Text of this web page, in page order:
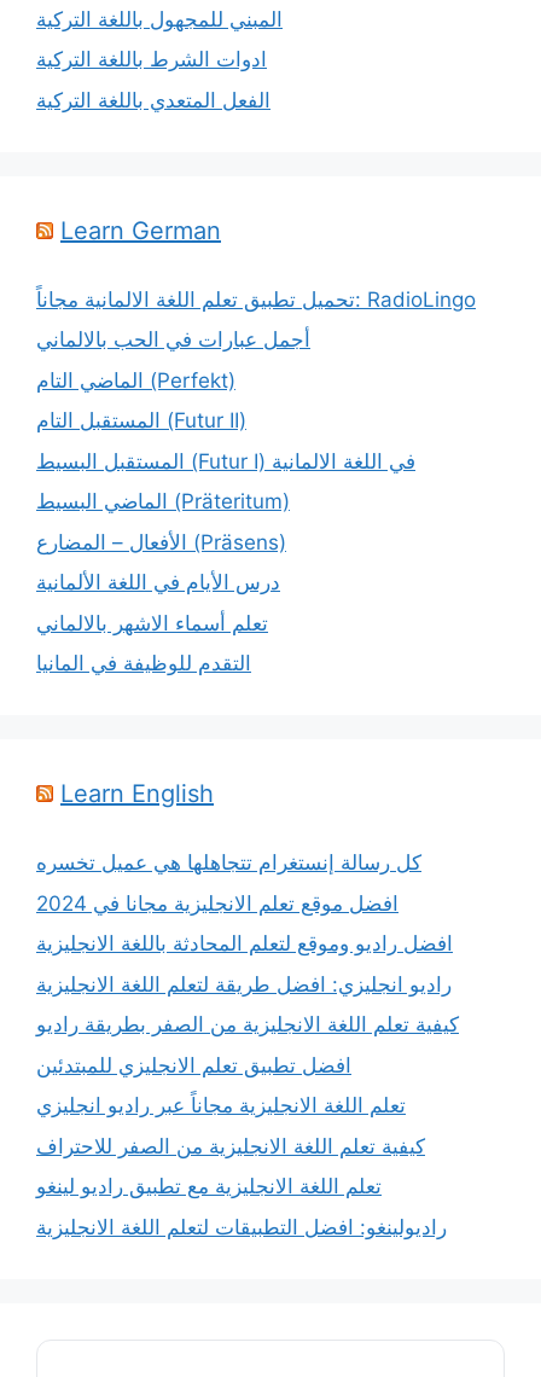
المبني للمجهول باللغة التركية
ادوات الشرط باللغة التركية
الفعل المتعدي باللغة التركية
Learn German
تحميل تطبيق تعلم اللغة الالمانية مجاناً: RadioLingo
أجمل عبارات في الحب بالالماني
الماضي التام (Perfekt)
المستقبل التام (Futur II)
المستقبل البسيط (Futur I) في اللغة الالمانية
الماضي البسيط (Präteritum)
الأفعال – المضارع (Präsens)
درس الأيام في اللغة الألمانية
تعلم أسماء الاشهر بالالماني
التقدم للوظيفة في المانيا
Learn English
كل رسالة إنستغرام تتجاهلها هي عميل تخسره
افضل موقع تعلم الانجليزية مجانا في 2024
افضل راديو وموقع لتعلم المحادثة باللغة الانجليزية
راديو انجليزي: افضل طريقة لتعلم اللغة الانجليزية
كيفية تعلم اللغة الانجليزية من الصفر بطريقة راديو
افضل تطبيق تعلم الانجليزي للمبتدئين
تعلم اللغة الانجليزية مجاناً عبر راديو انجليزي
كيفية تعلم اللغة الانجليزية من الصفر للاحتراف
تعلم اللغة الانجليزية مع تطبيق راديو لينغو
راديولينغو: افضل التطبيقات لتعلم اللغة الانجليزية